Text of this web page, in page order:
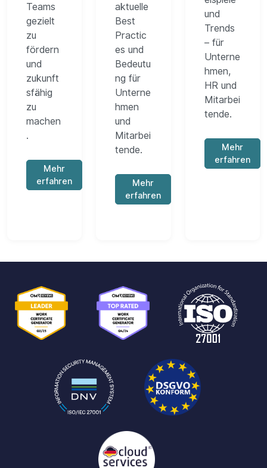
Teams
gezielt
zu
fördern
und
zukunft
sfähig
zu
machen
.
Mehr
erfahren
aktuelle
Best
Practic
es und
Bedeutu
ng für
Unterne
hmen
und
Mitarbei
tende.
Mehr
erfahren
und
Trends
– für
Unterne
hmen,
HR und
Mitarbei
tende.
Mehr
erfahren